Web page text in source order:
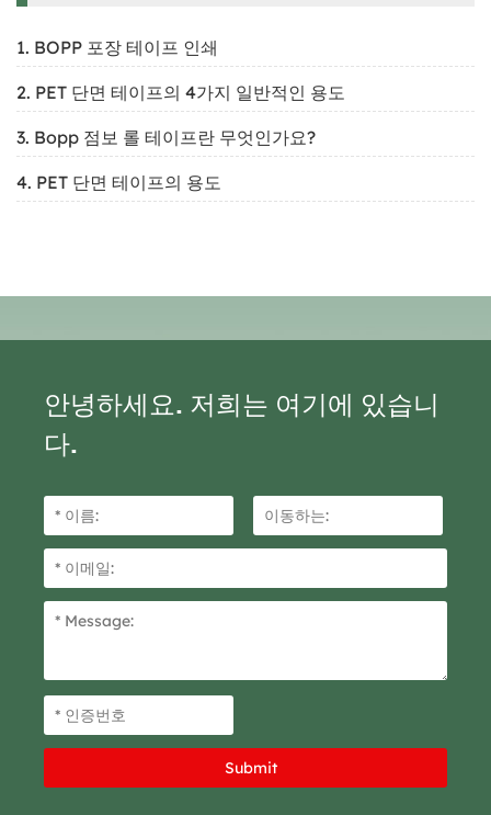
1. BOPP 포장 테이프 인쇄
2. PET 단면 테이프의 4가지 일반적인 용도
3. Bopp 점보 롤 테이프란 무엇인가요?
4. PET 단면 테이프의 용도
안녕하세요. 저희는 여기에 있습니
다.